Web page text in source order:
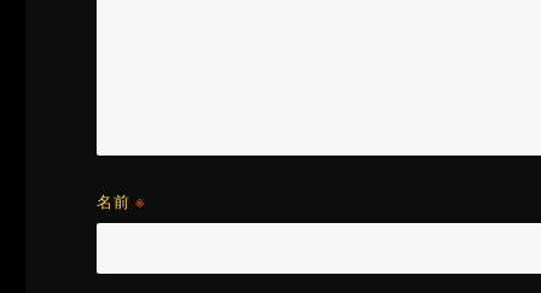
名前※